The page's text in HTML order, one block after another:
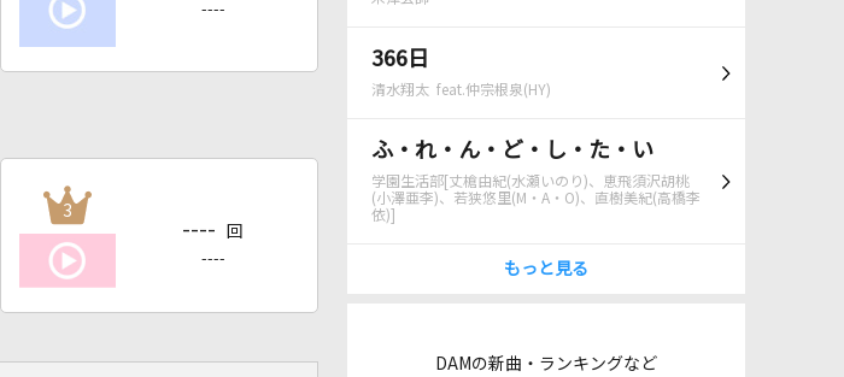
366日
清水翔太 feat.仲宗根泉(HY)
ふ・れ・ん・ど・し・た・い
学園生活部[丈槍由紀(水瀬いのり)、恵飛須沢胡桃
(小澤亜李)、若狭悠里(M・A・O)、直樹美紀(高橋李
依)]
もっと見る
DAMの新曲・ランキングなど
----
3
---- 回
----